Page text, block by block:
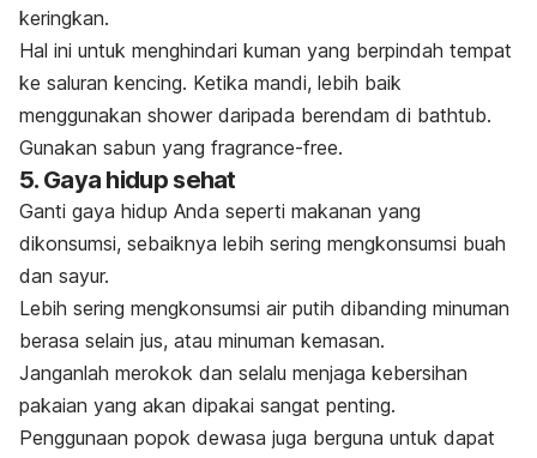
keringkan.
Hal ini untuk menghindari kuman yang berpindah tempat
ke saluran kencing. Ketika mandi, lebih baik
menggunakan shower daripada berendam di bathtub.
Gunakan sabun yang fragrance-free.
5. Gaya hidup sehat
Ganti gaya hidup Anda seperti makanan yang
dikonsumsi, sebaiknya lebih sering mengkonsumsi buah
dan sayur.
Lebih sering mengkonsumsi air putih dibanding minuman
berasa selain jus, atau minuman kemasan.
Janganlah merokok dan selalu menjaga kebersihan
pakaian yang akan dipakai sangat penting.
Penggunaan popok dewasa juga berguna untuk dapat